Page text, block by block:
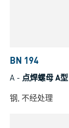
BN 194
A - 点焊螺母 A型
钢, 不经处理